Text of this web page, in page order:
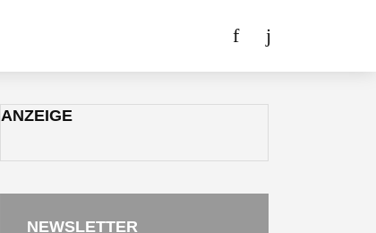
ANZEIGE
NEWSLETTER